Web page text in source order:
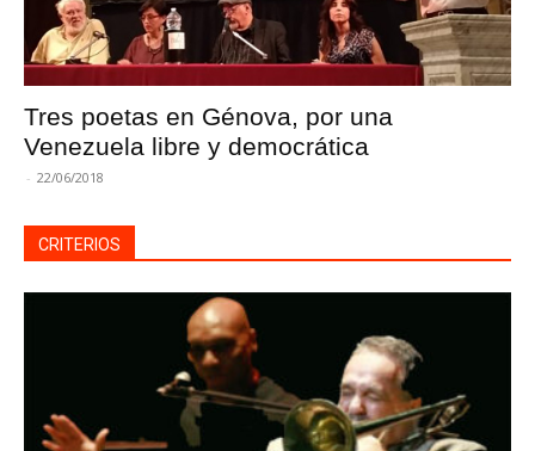
Tres poetas en Génova, por una
Venezuela libre y democrática
- 22/06/2018
CRITERIOS